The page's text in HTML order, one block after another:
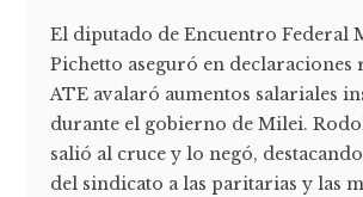
El diputado de Encuentro Federal
Pichetto aseguró en declaraciones
ATE avalaró aumentos salariales
durante el gobierno de Milei.
salió al cruce y lo negó,
del sindicato a las paritarias y las